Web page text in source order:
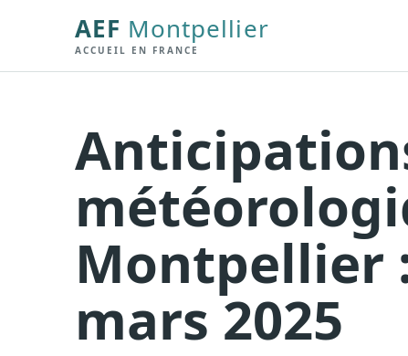
AEF Montpellier
ACCUEIL EN FRANCE
Montpellier
mars 2025